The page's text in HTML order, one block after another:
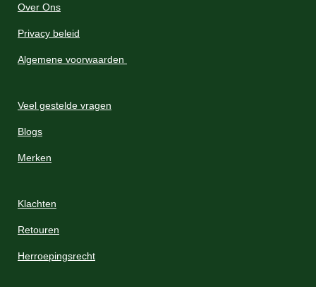
Over Ons
Privacy beleid
Algemene voorwaarden
Veel gestelde vragen
Blogs
Merken
Klachten
Retouren
Herroepingsrecht